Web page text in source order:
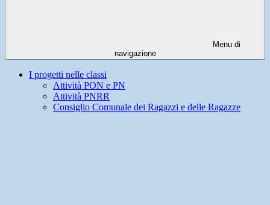
Menu di
navigazione
I progetti nelle classi
Attività PON e PN
Attività PNRR
Consiglio Comunale dei Ragazzi e delle Ragazze